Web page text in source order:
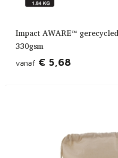
Impact AWARE™
330gsm
vanaf € 5,68